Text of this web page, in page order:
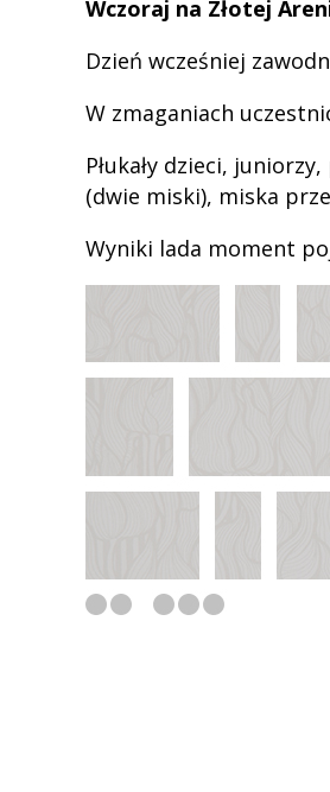
Wczoraj na Złotej
Dzień wcześniej
W zmaganiach
Płukały dzieci,
(dwie miski), miska
Wyniki lada moment